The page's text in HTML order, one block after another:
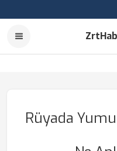
Rüyada